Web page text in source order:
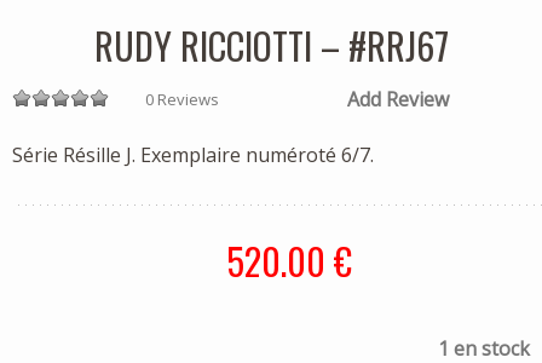
RUDY RICCIOTTI – #RRJ67
0 Reviews Add Review
Série Résille J. Exemplaire numéroté 6/7.
520.00 €
1 en stock